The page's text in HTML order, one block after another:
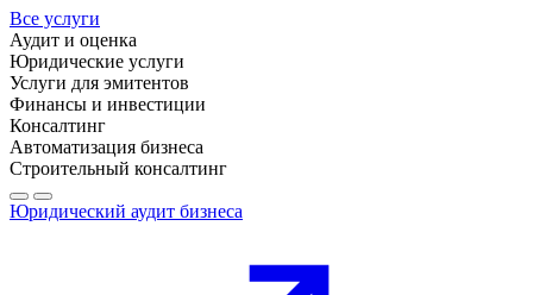
Все услуги
Аудит и оценка
Юридические услуги
Услуги для эмитентов
Финансы и инвестиции
Консалтинг
Автоматизация бизнеса
Строительный консалтинг
Юридический аудит бизнеса